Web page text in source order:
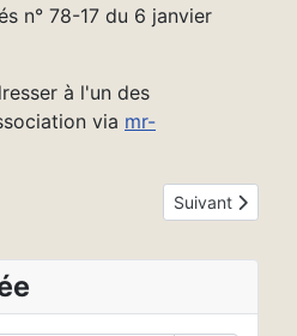
n° 78-17 du 6 janvier
à l'un des
via mr-
Article suivant :
Suivant